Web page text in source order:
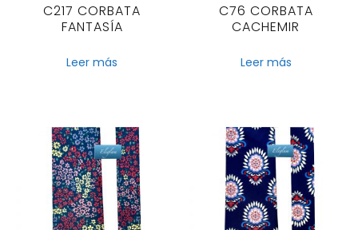
C217 CORBATA
FANTASÍA
Leer más
C76 CORBATA
CACHEMIR
Leer más